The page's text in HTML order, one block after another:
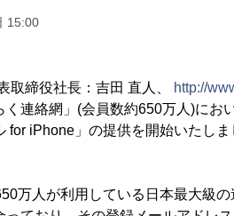
15:00
取締役社長：吉田 直人、 http://
連絡網」(会員数約650万人)にお
iPhone」の提供を開始いたしま
万人が利用している日本最大級